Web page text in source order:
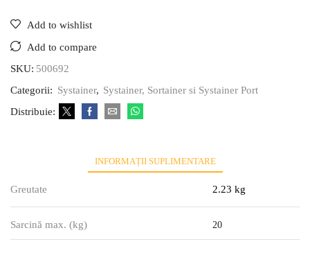
Add to wishlist
Add to compare
SKU: 500692
Categorii: Systainer, Systainer, Sortainer si Systainer Port
Distribuie:
INFORMAȚII SUPLIMENTARE
Greutate 2.23 kg
Sarcină max. (kg) 20